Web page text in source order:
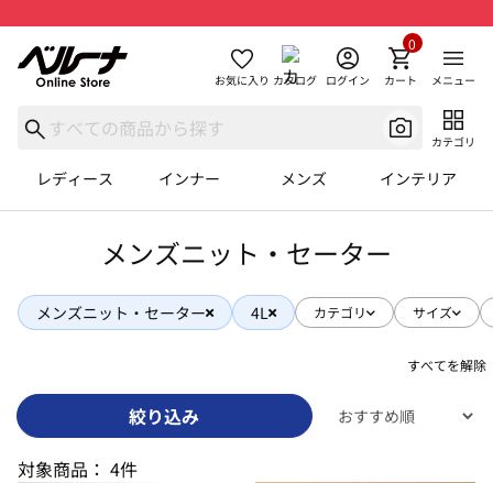
お気に入り カタログ ログイン カート
0
メニュー
カテゴリ
レディース インナー メンズ インテリア
メンズニット・セーター
メンズニット・セーター 4L カテゴリ サイズ
すべてを解除
絞り込み
対象商品： 4件